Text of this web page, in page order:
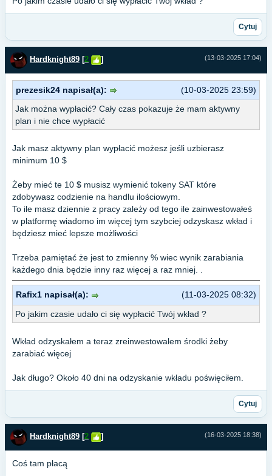
Cytuj
(13-03-2025 17:04)
Hardknight89 [2 ]
(10-03-2025 23:59)
prezesik24 napisał(a):
Jak można wypłacić? Cały czas pokazuje że mam aktywny
plan i nie chce wypłacić
Jak masz aktywny plan wypłacić możesz jeśli uzbierasz
minimum 10 $
Żeby mieć te 10 $ musisz wymienić tokeny SAT które
zdobywasz codzienie na handlu ilościowym.
To ile masz dziennie z pracy zależy od tego ile zainwestowałeś
w platformę wiadomo im więcej tym szybciej odzyskasz wkład i
będziesz mieć lepsze możliwości
Trzeba pamiętać że jest to zmienny % wiec wynik zarabiania
każdego dnia będzie inny raz więcej a raz mniej. .
(11-03-2025 08:32)
Rafix1 napisał(a):
Po jakim czasie udało ci się wypłacić Twój wkład ?
Wkład odzyskałem a teraz zreinwestowalem środki żeby
zarabiać więcej
Jak długo? Około 40 dni na odzyskanie wkładu poświęciłem.
Cytuj
(16-03-2025 18:38)
Hardknight89 [2 ]
Coś tam płacą